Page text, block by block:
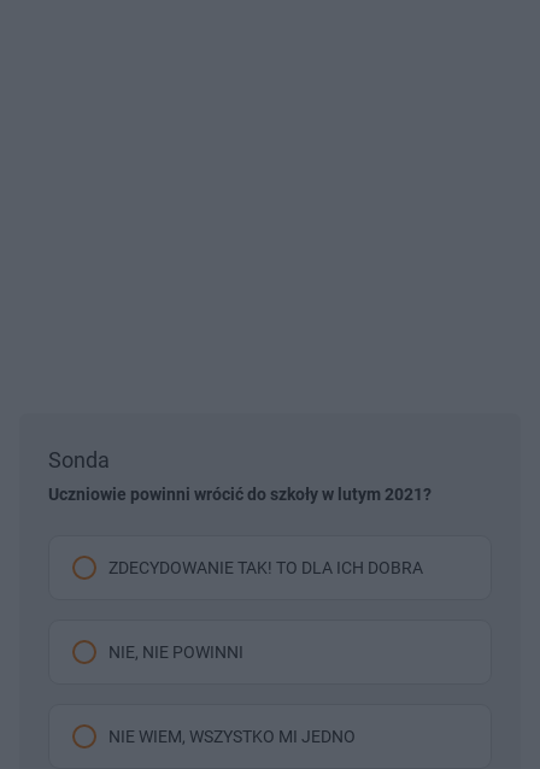
Sonda
Uczniowie powinni wrócić do szkoły w lutym 2021?
ZDECYDOWANIE TAK! TO DLA ICH DOBRA
NIE, NIE POWINNI
NIE WIEM, WSZYSTKO MI JEDNO